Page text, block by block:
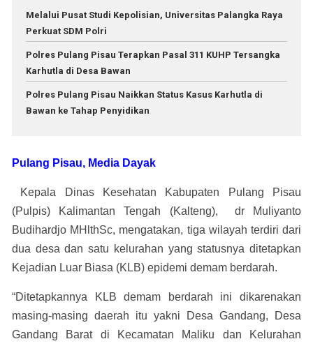
Melalui Pusat Studi Kepolisian, Universitas Palangka Raya
Perkuat SDM Polri
Polres Pulang Pisau Terapkan Pasal 311 KUHP Tersangka
Karhutla di Desa Bawan
Polres Pulang Pisau Naikkan Status Kasus Karhutla di
Bawan ke Tahap Penyidikan
Pulang Pisau, Media Dayak
Kepala Dinas Kesehatan Kabupaten Pulang Pisau
(Pulpis) Kalimantan Tengah (Kalteng), dr Muliyanto
Budihardjo MHlthSc, mengatakan, tiga wilayah terdiri dari
dua desa dan satu kelurahan yang statusnya ditetapkan
Kejadian Luar Biasa (KLB) epidemi demam berdarah.
“Ditetapkannya KLB demam berdarah ini dikarenakan
masing-masing daerah itu yakni Desa Gandang, Desa
Gandang Barat di Kecamatan Maliku dan Kelurahan